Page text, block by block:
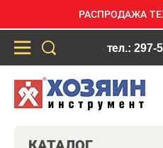
РАСПРОДАЖА
тел.: 297-